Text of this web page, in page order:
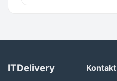
ITDelivery
Kontakt